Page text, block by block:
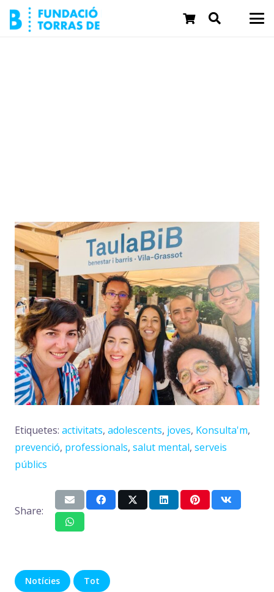
Etiquetes: activitats, adolescents, joves, Konsulta'm,
prevenció, professionals, salut mental, serveis
públics
Share:
Notícies Tot